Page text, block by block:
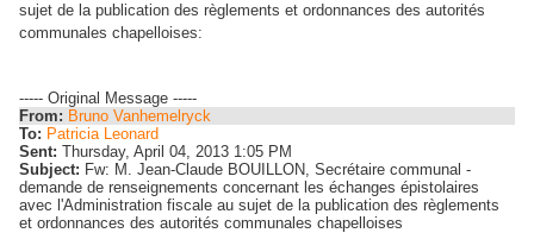
sujet de la publication des règlements et ordonnances des autorités
communales chapelloises:
----- Original Message -----
From: Bruno Vanhemelryck
To: Patricia Leonard
Sent: Thursday, April 04, 2013 1:05 PM
Subject: Fw: M. Jean-Claude BOUILLON, Secrétaire communal -
demande de renseignements concernant les échanges épistolaires
avec l'Administration fiscale au sujet de la publication des règlements
et ordonnances des autorités communales chapelloises